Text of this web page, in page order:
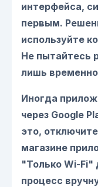
интерфейса,
первым.
используйте
Не пытайтесь
лишь
Иногда
через Google
это,
магазине
"Только Wi-Fi"
процесс